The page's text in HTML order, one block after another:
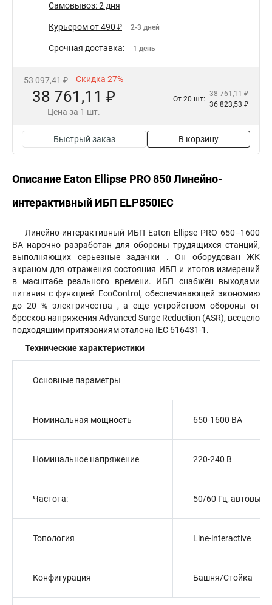
Самовывоз: 2 дня
Курьером от 490 ₽ 2-3 дней
Срочная доставка: 1 день
53 097,41 ₽ Скидка 27%
38 761,11 ₽
Цена за 1 шт.
От 20 шт:
38 761,11 ₽
36 823,53 ₽
Быстрый заказ В корзину
Описание Eaton Ellipse PRO 850 Линейно-
интерактивный ИБП ELP850IEC
Линейно-интерактивный ИБП Eaton Ellipse PRO 650–1600
ВА нарочно разработан для обороны трудящихся станций,
выполняющих серьезные задачки . Он оборудован ЖК
экраном для отражения состояния ИБП и итогов измерений
в масштабе реального времени. ИБП снабжён выходами
питания с функцией EcoControl, обеспечивающей экономию
до 20 % электричества , а еще устройством обороны от
бросков напряжения Advanced Surge Reduction (ASR), всецело
подходящим притязаниям эталона IEC 616431-1.
Технические характеристики
Основные параметры
Номинальная мощность 650-1600 ВA
Номинальное напряжение 220-240 В
Частота: 50/60 Гц,
Топология Line-interactive
Конфигурация Башня/Стойка